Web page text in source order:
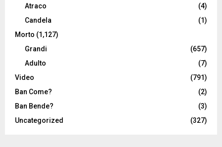
Atraco
(4)
Candela
(1)
Morto (1,127)
Grandi
(657)
Adulto
(7)
Video
(791)
Ban Come?
(2)
Ban Bende?
(3)
Uncategorized
(327)